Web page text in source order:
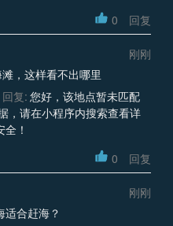
0 回复
刚刚
，这样看不出哪里
回复: 您好，该地点暂未匹配
，请在小程序内搜索查看详
！
0 回复
刚刚
适合赶海？